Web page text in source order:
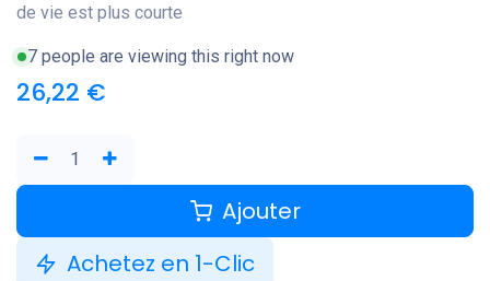
de vie est plus courte
7 people are viewing this right now
26,22 €
Ajouter
Achetez en 1-Clic